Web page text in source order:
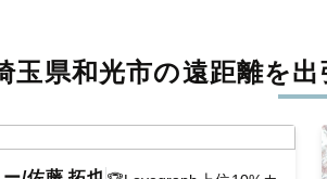
思い出を美しく仕上げます
こんな写真を撮ってほしかった！」と思
玉県和光市の遠距離を出